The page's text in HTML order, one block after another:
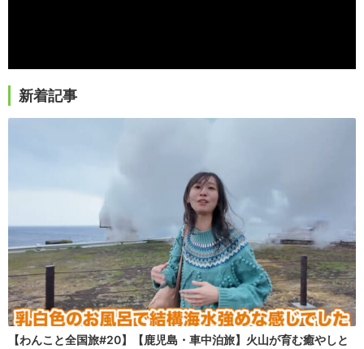
新着記事
【わんこと全国旅#20】【鹿児島・車中泊旅】火山が育む癒やしと